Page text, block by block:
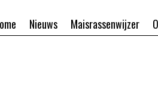
Maisrassenwijzer
Nieuws